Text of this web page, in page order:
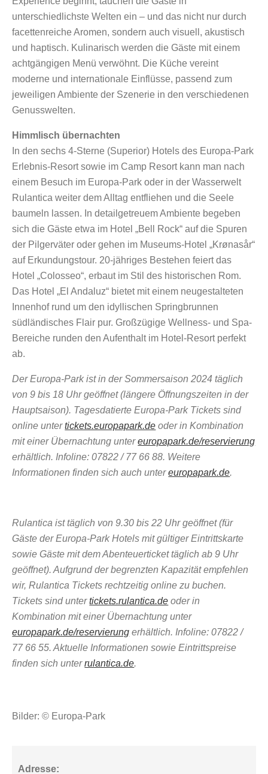
unterschiedlichste Welten ein – und das nicht nur durch
facettenreiche Aromen, sondern auch visuell, akustisch
und haptisch. Kulinarisch werden die Gäste mit einem
achtgängigen Menü verwöhnt. Die Küche vereint
moderne und internationale Einflüsse, passend zum
jeweiligen Ambiente der Szenerie in den verschiedenen
Genusswelten.
Himmlisch übernachten
In den sechs 4-Sterne (Superior) Hotels des Europa-Park
Erlebnis-Resort sowie im Camp Resort kann man nach
einem Besuch im Europa-Park oder in der Wasserwelt
Rulantica weiter dem Alltag entfliehen und die Seele
baumeln lassen. In detailgetreuem Ambiente begeben
sich die Gäste etwa im Hotel „Bell Rock“ auf die Spuren
der Pilgerväter oder gehen im Museums-Hotel „Krønasår“
auf Erkundungstour. 20-jähriges Bestehen feiert das
Hotel „Colosseo“, erbaut im Stil des historischen Rom.
Das Hotel „El Andaluz“ bietet mit einem neugestalteten
Innenhof rund um den idyllischen Springbrunnen
südländisches Flair pur. Großzügige Wellness- und Spa-
Bereiche runden den Aufenthalt im Hotel-Resort perfekt
ab.
Der Europa-Park ist in der Sommersaison 2024 täglich
von 9 bis 18 Uhr geöffnet (längere Öffnungszeiten in der
Hauptsaison). Tagesdatierte Europa-Park Tickets sind
online untertickets.europapark.de oder in Kombination
mit einer Übernachtung untereuropapark.de/reservierung
erhältlich. Infoline: 07822 / 77 66 88. Weitere
Informationen finden sich auch untereuropapark.de.
Rulantica ist täglich von 9.30 bis 22 Uhr geöffnet (für
Gäste der Europa-Park Hotels mit gültiger Eintrittskarte
sowie Gäste mit dem Abenteuerticket täglich ab 9 Uhr
geöffnet). Aufgrund der begrenzten Kapazität empfehlen
wir, Rulantica Tickets rechtzeitig online zu buchen.
Tickets sind untertickets.rulantica.de oder in
Kombination mit einer Übernachtung unter
europapark.de/reservierung erhältlich. Infoline: 07822 /
77 66 55. Aktuelle Informationen sowie Eintrittspreise
finden sich unterrulantica.de.
Bilder: © Europa-Park
Adresse: